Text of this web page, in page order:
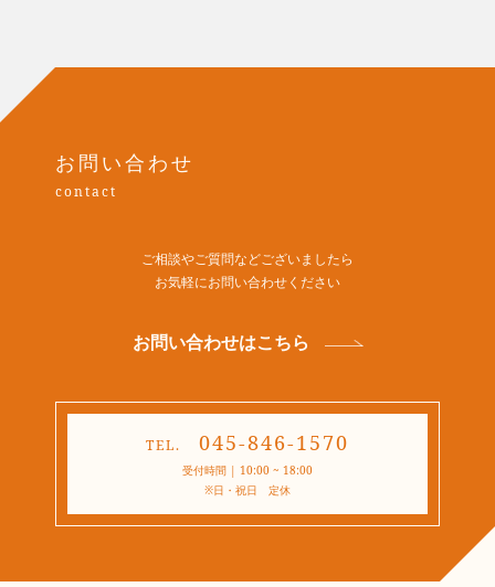
お問い合わせ
contact
ご相談やご質問などございましたら
​​​​​​​お気軽にお問い合わせください
お問い合わせはこちら
TEL. 045-846-1570
受付時間 | 10:00 ~ 18:00
​​​​​​​※日・祝日 定休